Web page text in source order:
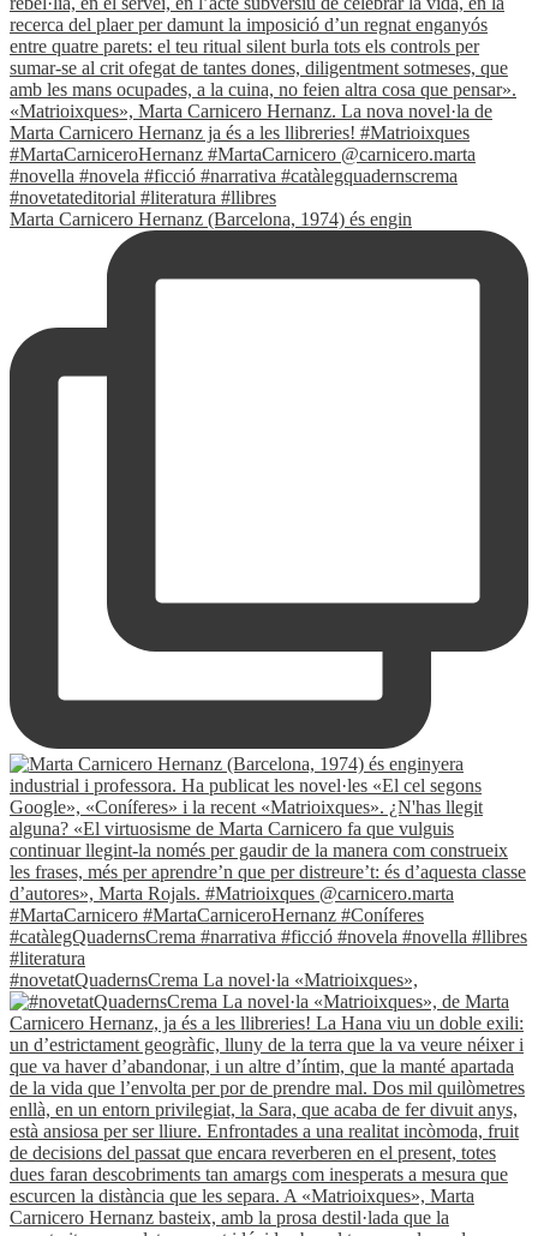
Marta Carnicero Hernanz (Barcelona, 1974) és engin
#novetatQuadernsCrema La novel·la «Matrioixques»,